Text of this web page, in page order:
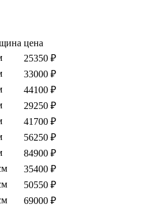
цена
25350 ₽
33000 ₽
44100 ₽
29250 ₽
41700 ₽
56250 ₽
84900 ₽
35400 ₽
50550 ₽
69000 ₽